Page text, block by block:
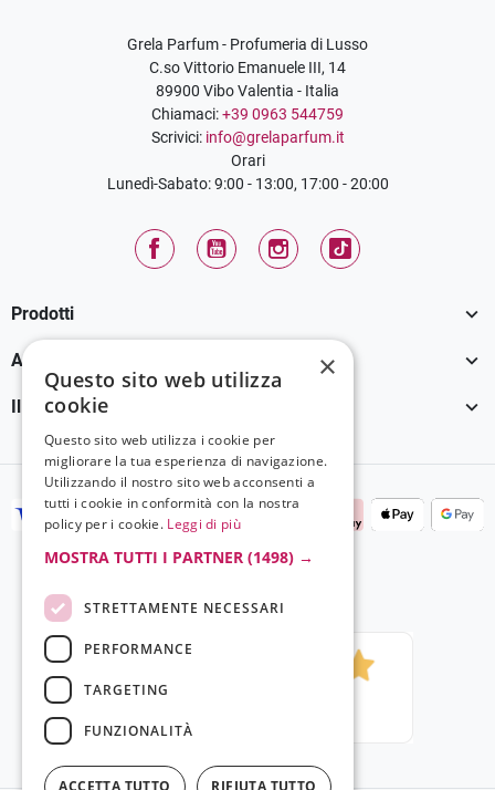
Grela Parfum - Profumeria di Lusso
C.so Vittorio Emanuele III, 14
89900 Vibo Valentia - Italia
Chiamaci:+39 0963 544759
Scrivici: info@grelaparfum.it
Orari
Lunedì-Sabato: 9:00 - 13:00, 17:00 - 20:00
FacebookYouTube InstagramTikTok
Prodotti 
Assistenza Clienti 
Il tuo account 
×
Questo sito web utilizza
cookie
Questo sito web utilizza i cookie per
migliorare la tua esperienza di navigazione.
Utilizzando il nostro sito web acconsenti a
tutti i cookie in conformità con la nostra
policy per i cookie. Leggi di più
MOSTRA TUTTI I PARTNER (1498) →
STRETTAMENTE NECESSARI
PERFORMANCE
TARGETING
FUNZIONALITÀ
ACCETTA TUTTO RIFIUTA TUTTO